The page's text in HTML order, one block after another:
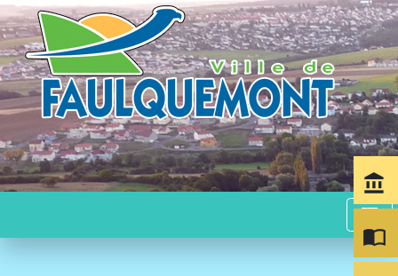
menu
account_balance
import_contacts